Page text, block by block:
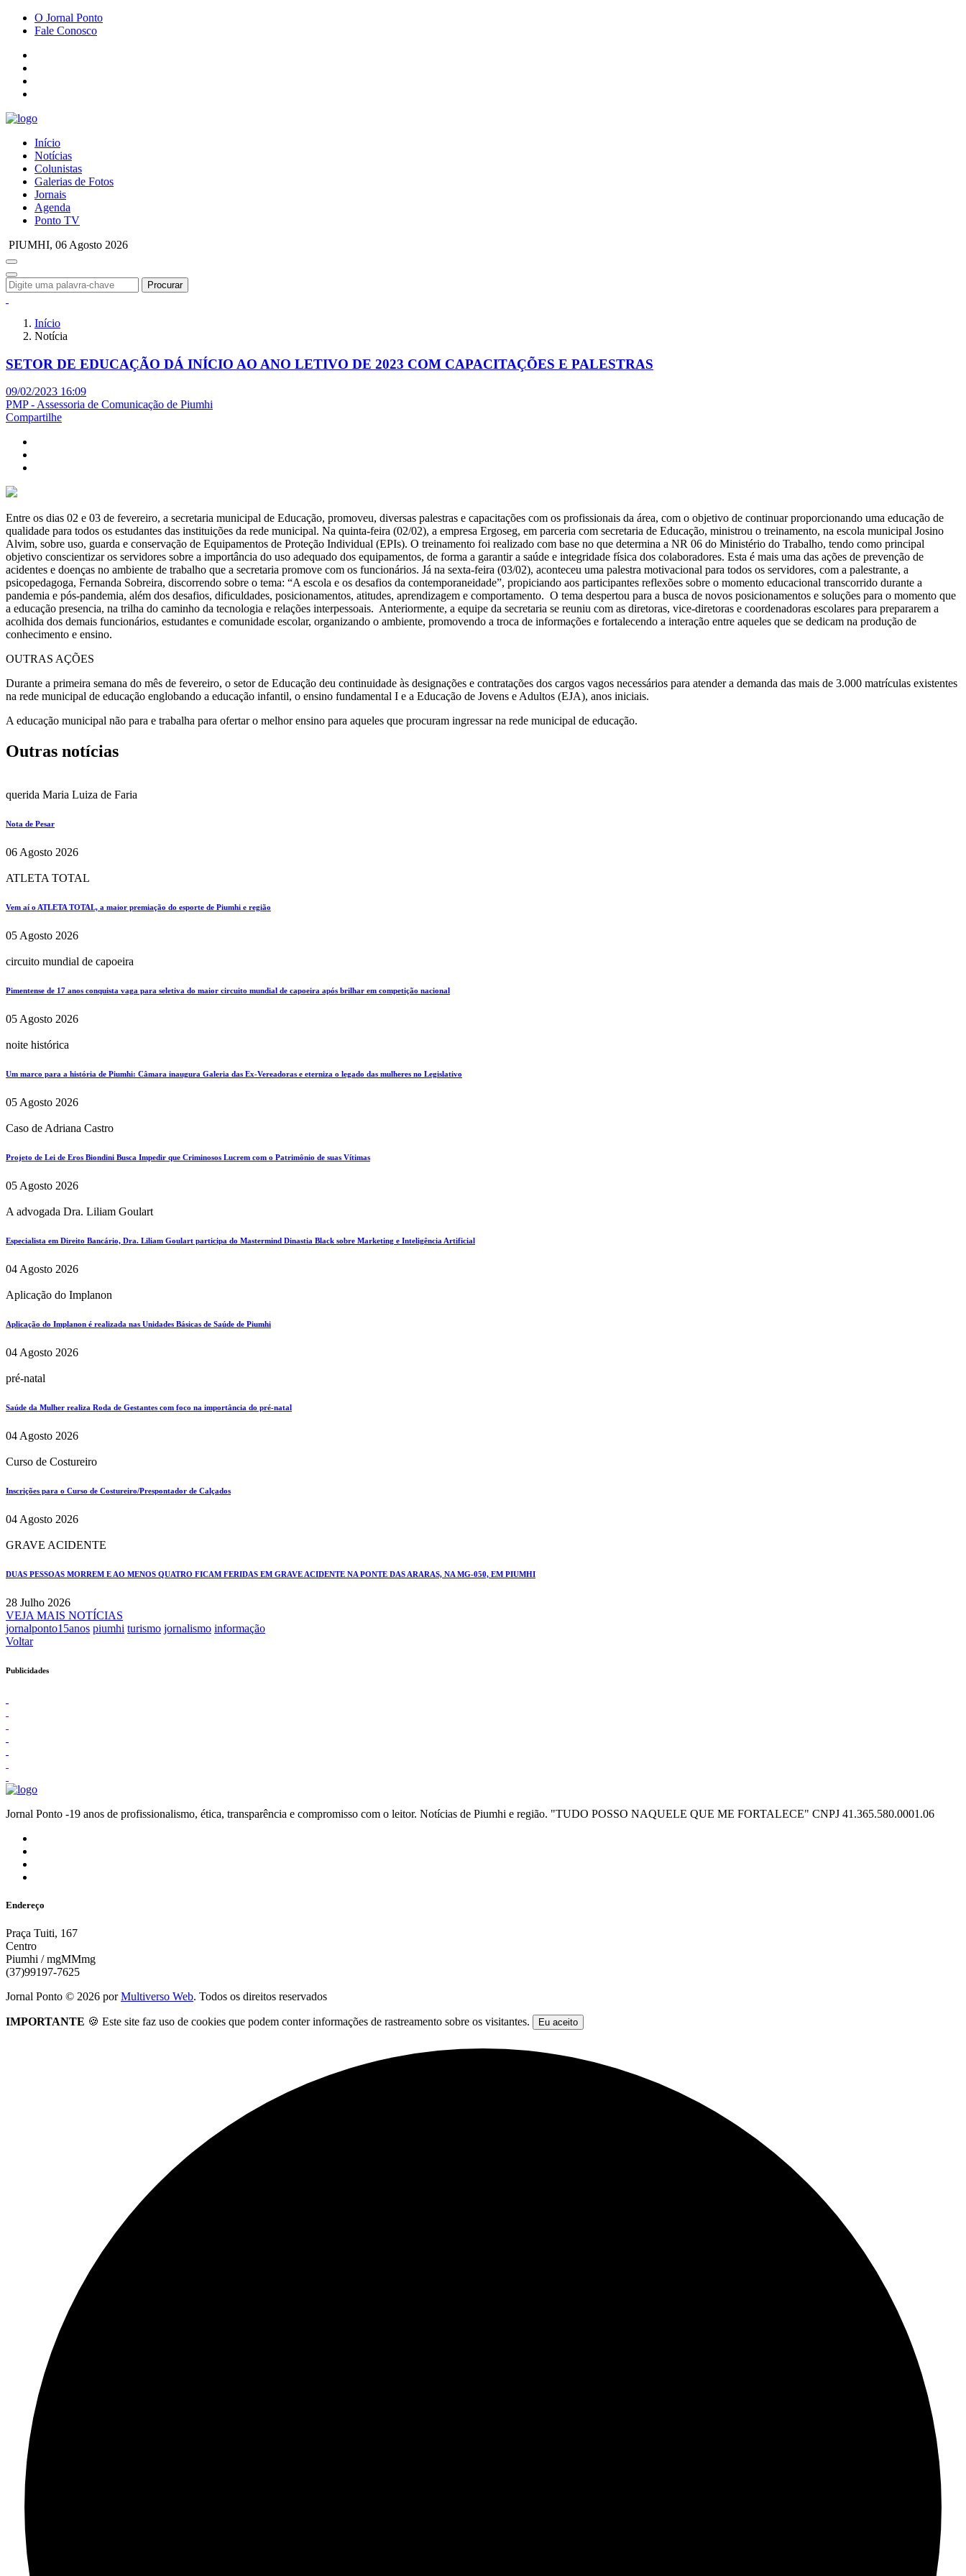
O Jornal Ponto
Fale Conosco
Início
Notícias
Colunistas
Galerias de Fotos
Jornais
Agenda
Ponto TV
PIUMHI, 06 Agosto 2026
Procurar
Início
Notícia
SETOR DE EDUCAÇÃO DÁ INÍCIO AO ANO LETIVO DE 2023 COM CAPACITAÇÕES E PALESTRAS
09/02/2023 16:09
PMP - Assessoria de Comunicação de Piumhi
Compartilhe
Entre os dias 02 e 03 de fevereiro, a secretaria municipal de Educação, promoveu, diversas palestras e capacitações com os profissionais da área, com o objetivo de continuar proporcionando uma educação de
qualidade para todos os estudantes das instituições da rede municipal. Na quinta-feira (02/02), a empresa Ergoseg, em parceria com secretaria de Educação, ministrou o treinamento, na escola municipal Josino
Alvim, sobre uso, guarda e conservação de Equipamentos de Proteção Individual (EPIs). O treinamento foi realizado com base no que determina a NR 06 do Ministério do Trabalho, tendo como principal
objetivo conscientizar os servidores sobre a importância do uso adequado dos equipamentos, de forma a garantir a saúde e integridade física dos colaboradores. Esta é mais uma das ações de prevenção de
acidentes e doenças no ambiente de trabalho que a secretaria promove com os funcionários. Já na sexta-feira (03/02), aconteceu uma palestra motivacional para todos os servidores, com a palestrante, a
psicopedagoga, Fernanda Sobreira, discorrendo sobre o tema: “A escola e os desafios da contemporaneidade”, propiciando aos participantes reflexões sobre o momento educacional transcorrido durante a
pandemia e pós-pandemia, além dos desafios, dificuldades, posicionamentos, atitudes, aprendizagem e comportamento. O tema despertou para a busca de novos posicionamentos e soluções para o momento que
a educação presencia, na trilha do caminho da tecnologia e relações interpessoais. Anteriormente, a equipe da secretaria se reuniu com as diretoras, vice-diretoras e coordenadoras escolares para prepararem a
acolhida dos demais funcionários, estudantes e comunidade escolar, organizando o ambiente, promovendo a troca de informações e fortalecendo a interação entre aqueles que se dedicam na produção de
conhecimento e ensino.
OUTRAS AÇÕES
Durante a primeira semana do mês de fevereiro, o setor de Educação deu continuidade às designações e contratações dos cargos vagos necessários para atender a demanda das mais de 3.000 matrículas existentes
na rede municipal de educação englobando a educação infantil, o ensino fundamental I e a Educação de Jovens e Adultos (EJA), anos iniciais.
A educação municipal não para e trabalha para ofertar o melhor ensino para aqueles que procuram ingressar na rede municipal de educação.
Outras notícias
querida Maria Luiza de Faria
Nota de Pesar
06 Agosto 2026
ATLETA TOTAL
Vem aí o ATLETA TOTAL, a maior premiação do esporte de Piumhi e região
05 Agosto 2026
circuito mundial de capoeira
Pimentense de 17 anos conquista vaga para seletiva do maior circuito mundial de capoeira após brilhar em competição nacional
05 Agosto 2026
noite histórica
Um marco para a história de Piumhi: Câmara inaugura Galeria das Ex-Vereadoras e eterniza o legado das mulheres no Legislativo
05 Agosto 2026
Caso de Adriana Castro
Projeto de Lei de Eros Biondini Busca Impedir que Criminosos Lucrem com o Patrimônio de suas Vítimas
05 Agosto 2026
A advogada Dra. Liliam Goulart
Especialista em Direito Bancário, Dra. Liliam Goulart participa do Mastermind Dinastia Black sobre Marketing e Inteligência Artificial
04 Agosto 2026
Aplicação do Implanon
Aplicação do Implanon é realizada nas Unidades Básicas de Saúde de Piumhi
04 Agosto 2026
pré-natal
Saúde da Mulher realiza Roda de Gestantes com foco na importância do pré-natal
04 Agosto 2026
Curso de Costureiro
Inscrições para o Curso de Costureiro/Prespontador de Calçados
04 Agosto 2026
GRAVE ACIDENTE
DUAS PESSOAS MORREM E AO MENOS QUATRO FICAM FERIDAS EM GRAVE ACIDENTE NA PONTE DAS ARARAS, NA MG-050, EM PIUMHI
28 Julho 2026
VEJA MAIS NOTÍCIAS
jornalponto15anos piumhi turismo jornalismo informação
Voltar
Publicidades
Jornal Ponto -19 anos de profissionalismo, ética, transparência e compromisso com o leitor. Notícias de Piumhi e região. "TUDO POSSO NAQUELE QUE ME FORTALECE" CNPJ 41.365.580.0001.06
Endereço
Praça Tuiti, 167
Centro
Piumhi / mgMMmg
(37)99197-7625
Jornal Ponto © 2026 porMultiverso Web. Todos os direitos reservados
IMPORTANTE 🍪 Este site faz uso de cookies que podem conter informações de rastreamento sobre os visitantes. Eu aceito